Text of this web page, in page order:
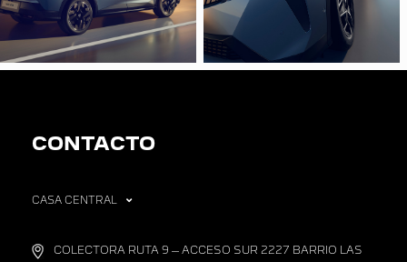
CONTACTO
CASA CENTRAL
COLECTORA RUTA 9 – ACCESO SUR 2227 BARRIO LAS